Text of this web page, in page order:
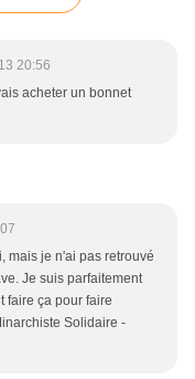
20:56
acheter un bonnet
mais je n'ai pas retrouvé
Je suis parfaitement
faire ça pour faire
Solidaire -